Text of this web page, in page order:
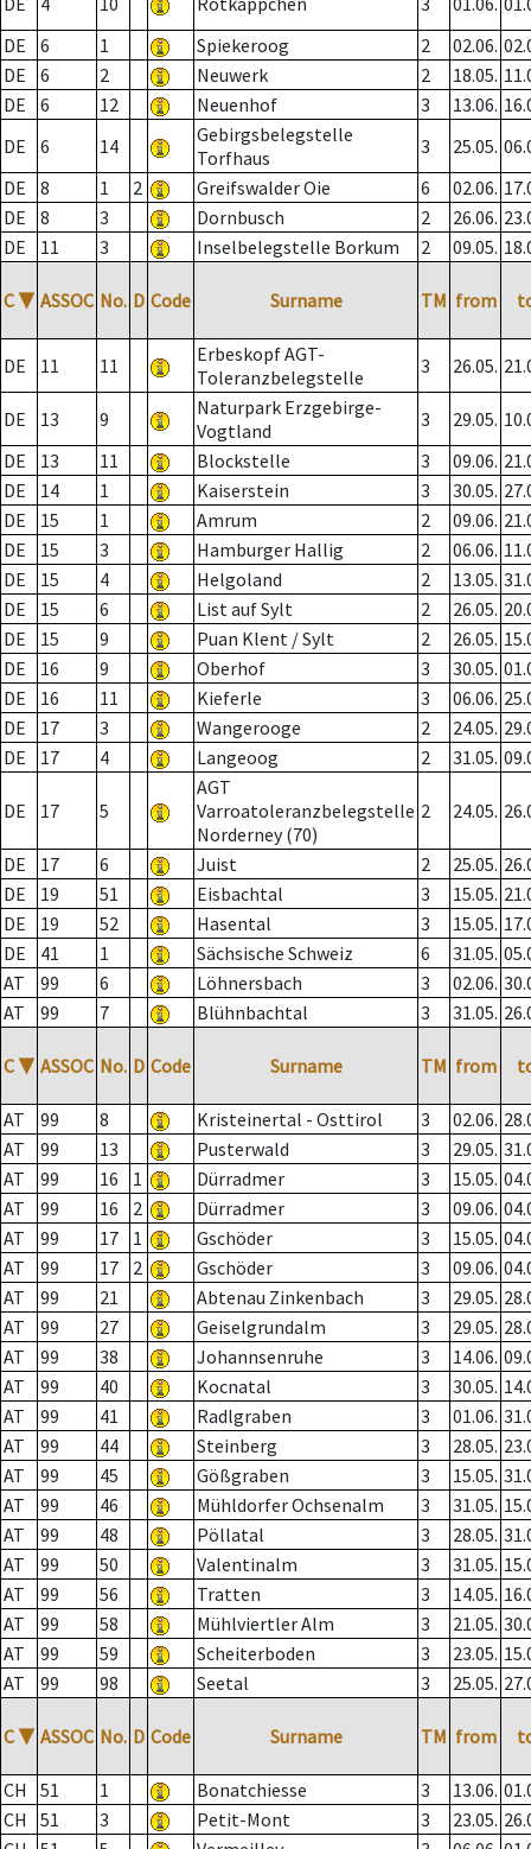
DE
6 1 Spiekeroog 2 02.06.
DE
6 2 Neuwerk 2 18.05.
DE
6 12 Neuenhof 3 13.06.
DE
6 14
Gebirgsbelegstelle
Torfhaus
3 25.05.
DE
8 1 2 Greifswalder Oie 6 02.06.
DE
8 3 Dornbusch 2 26.06.
DE
11 3 Inselbelegstelle Borkum 2 09.05.
C ▼ ASSOC No. D Code Surname TM from
DE 11 11
Erbeskopf AGT-
Toleranzbelegstelle
3 26.05.
DE 13 9
Naturpark Erzgebirge-
Vogtland
3 29.05.
DE
13 11 Blockstelle 3 09.06.
DE
14 1 Kaiserstein 3 30.05.
DE
15 1 Amrum 2 09.06.
DE
15 3 Hamburger Hallig 2 06.06.
DE
15 4 Helgoland 2 13.05.
DE
15 6 List auf Sylt 2 26.05.
DE
15 9 Puan Klent / Sylt 2 26.05.
DE
16 9 Oberhof 3 30.05.
DE
16 11 Kieferle 3 06.06.
DE
17 3 Wangerooge 2 24.05.
DE
17 4 Langeoog 2 31.05.
DE 17 5
AGT
Varroatoleranzbelegstelle
Norderney (70)
2 24.05.
DE 17 6 Juist 2 25.05.
DE
19 51 Eisbachtal 3 15.05.
DE
19 52 Hasental 3 15.05.
DE
41 1 Sächsische Schweiz 6 31.05.
AT
99 6 Löhnersbach 3 02.06.
AT
99 7 Blühnbachtal 3 31.05.
C ▼ ASSOC No. D Code Surname TM from
AT 99 8 Kristeinertal - Osttirol 3 02.06.
AT
99 13 Pusterwald 3 29.05.
AT
99 16 1 Dürradmer 3 15.05.
AT
99 16 2 Dürradmer 3 09.06.
AT
99 17 1 Gschöder 3 15.05.
AT
99 17 2 Gschöder 3 09.06.
AT
99 21 Abtenau Zinkenbach 3 29.05.
AT
99 27 Geiselgrundalm 3 29.05.
AT
99 38 Johannsenruhe 3 14.06.
AT
99 40 Kocnatal 3 30.05.
AT
99 41 Radlgraben 3 01.06.
AT
99 44 Steinberg 3 28.05.
AT
99 45 Gößgraben 3 15.05.
AT
99 46 Mühldorfer Ochsenalm 3 31.05.
AT
99 48 Pöllatal 3 28.05.
AT
99 50 Valentinalm 3 31.05.
AT
99 56 Tratten 3 14.05.
AT
99 58 Mühlviertler Alm 3 21.05.
AT
99 59 Scheiterboden 3 23.05.
AT
99 98 Seetal 3 25.05.
C ▼ ASSOC No. D Code Surname TM from
CH 51 1 Bonatchiesse 3 13.06.
CH
51 3 Petit-Mont 3 23.05.